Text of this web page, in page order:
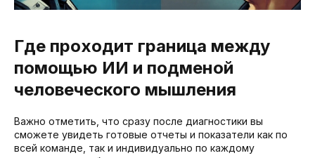
Где проходит граница между
помощью ИИ и подменой
человеческого мышления
Важно отметить, что сразу после диагностики вы
сможете увидеть готовые отчеты и показатели как по
всей команде, так и индивидуально по каждому